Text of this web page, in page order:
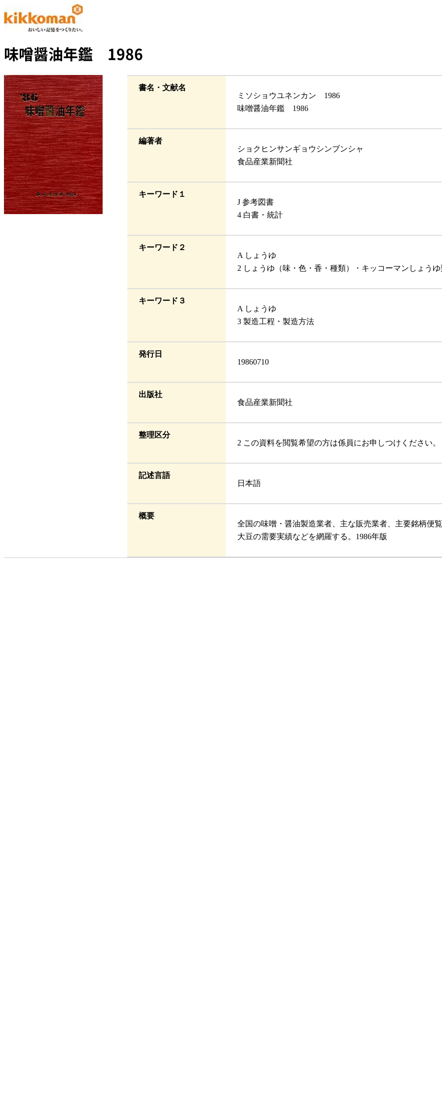
味噌醤油年鑑 1986
書名・文献名
ミソショウユネンカン 1986
味噌醤油年鑑 1986
編著者
ショクヒンサンギョウシンブンシャ
食品産業新聞社
キーワード１
J 参考図書
4 白書・統計
キーワード２
A しょうゆ
2 しょうゆ（味・色・香・種類）・キッコーマンしょう
キーワード３
A しょうゆ
3 製造工程・製造方法
発行日
19860710
出版社
食品産業新聞社
整理区分
2 この資料を閲覧希望の方は係員にお申しつけください。
記述言語
日本語
概要
全国の味噌・醤油製造業者、主な販売業者、主要銘柄便
大豆の需要実績などを網羅する。1986年版